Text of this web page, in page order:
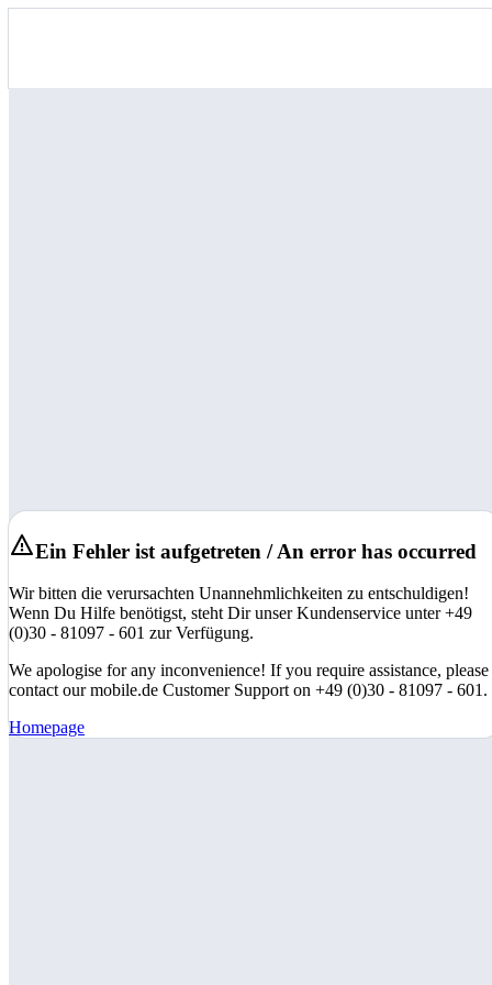
Ein Fehler ist aufgetreten / An error has occurred
Wir bitten die verursachten Unannehmlichkeiten zu entschuldigen!
Wenn Du Hilfe benötigst, steht Dir unser Kundenservice unter +49
(0)30 - 81097 - 601 zur Verfügung.
We apologise for any inconvenience! If you require assistance, please
contact our mobile.de Customer Support on +49 (0)30 - 81097 - 601.
Homepage